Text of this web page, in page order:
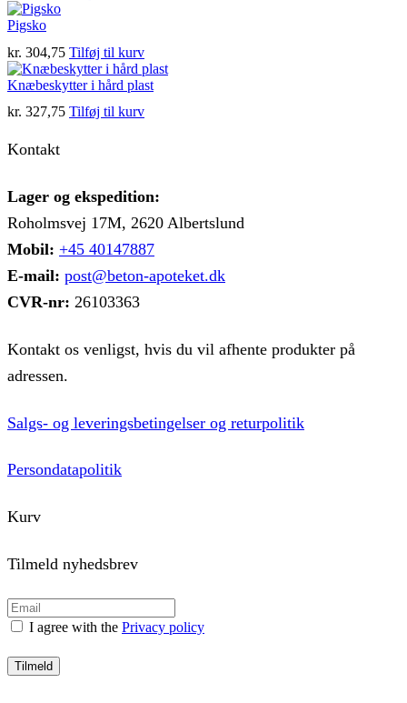
på
Pigsko
kr. 304,75 Tilføj til kurv
Knæbeskytter i hård plast
kr. 327,75 Tilføj til kurv
Kontakt
Lager og ekspedition:
Roholmsvej 17M, 2620 Albertslund
Mobil: +45 40147887
E-mail: post@beton-apoteket.dk
CVR-nr: 26103363
Kontakt os venligst, hvis du vil afhente produkter på
adressen.
Salgs- og leveringsbetingelser og returpolitik
Persondatapolitik
Kurv
Tilmeld nyhedsbrev
I agree with the Privacy policy
Tilmeld